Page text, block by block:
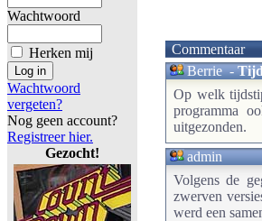
Wachtwoord
Herken mij
Wachtwoord
vergeten?
Nog geen account?
Registreer hier.
Gezocht!
Commentaar
Berrie-
Op welk
programma
uitgezonden.
admin
Volgens de
zwerven
werd een